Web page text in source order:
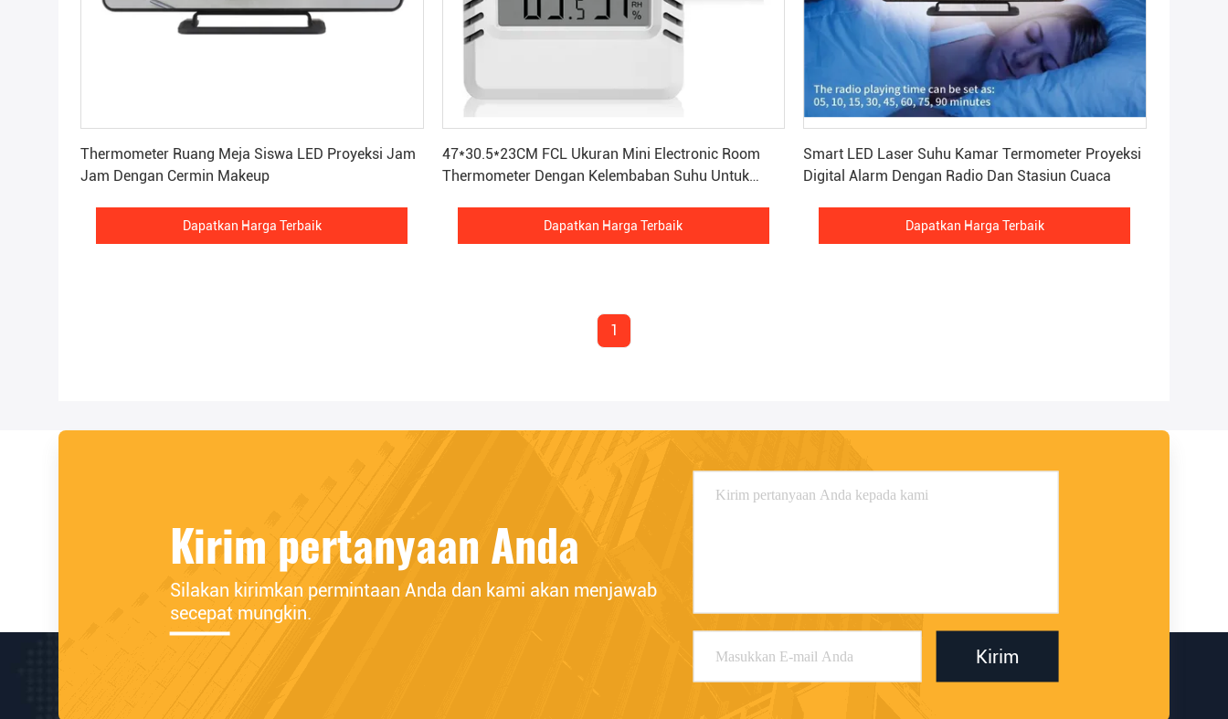
Thermometer Ruang Meja Siswa LED Proyeksi Jam
Jam Dengan Cermin Makeup
Dapatkan Harga Terbaik
47*30.5*23CM FCL Ukuran Mini Electronic Room
Thermometer Dengan Kelembaban Suhu Untuk
Dapatkan Harga Terbaik
Smart LED Laser Suhu Kamar Termometer Proyeksi
Digital Alarm Dengan Radio Dan Stasiun Cuaca
Dapatkan Harga Terbaik
1
Kirim pertanyaan Anda
Silakan kirimkan permintaan Anda dan kami akan menjawab
secepat mungkin.
Kirim